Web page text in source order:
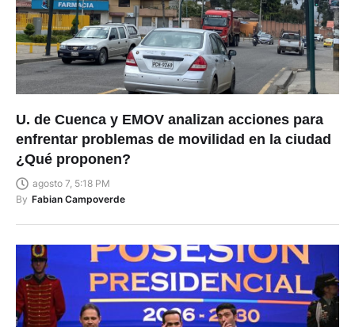
U. de Cuenca y EMOV analizan acciones para
enfrentar problemas de movilidad en la ciudad
¿Qué proponen?
agosto 7, 5:18 PM
By Fabian Campoverde